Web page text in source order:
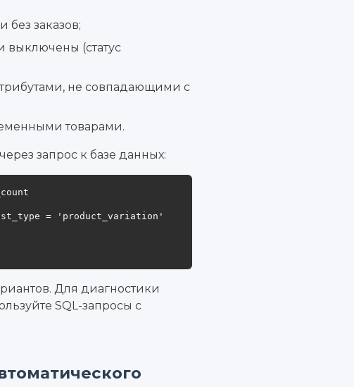
без заказов;
выключены (статус
не совпадающими с
товарами.
запрос к базе данных:
= 'product_variation'
Для диагностики
SQL-запросы с